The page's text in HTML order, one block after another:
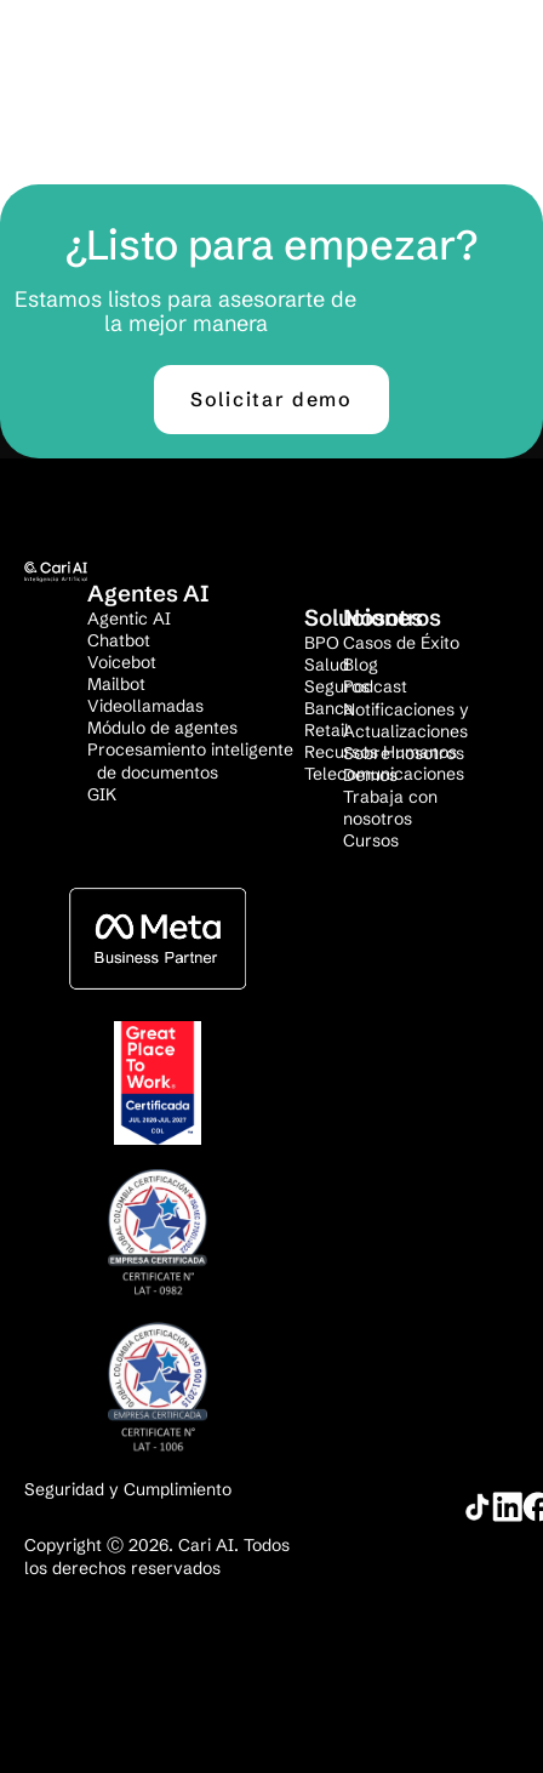
¿Listo para empezar?
Estamos listos para asesorarte de
la mejor manera
Solicitar demo
Agentes AI
Agentic AI
Chatbot
Voicebot
Mailbot
Videollamadas
Módulo de agentes
Procesamiento inteligente
de documentos
GIK
Soluciones
BPO
Salud
Seguros
Banca
Retail
Recursos Humanos
Telecomunicaciones
Nosotros
Casos de Éxito
Blog
Podcast
Notificaciones y
Actualizaciones
Sobre nosotros
Demos
Trabaja con
nosotros
Cursos
Seguridad y Cumplimiento
Copyright Ⓒ 2026. Cari AI. Todos
los derechos reservados